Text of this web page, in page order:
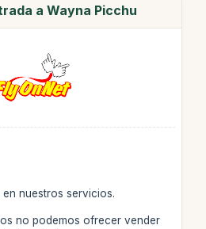
a Wayna Picchu
nuestros servicios.
no podemos ofrecer vender